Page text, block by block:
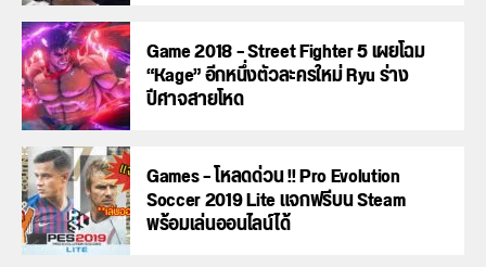
Game 2018 – Street Fighter 5 เผยโฉม
“Kage” อีกหนึ่งตัวละครใหม่ Ryu ร่าง
ปีศาจสายโหด
Games – โหลดด่วน !! Pro Evolution
Soccer 2019 Lite แจกฟรีบน Steam
พร้อมเล่นออนไลน์ได้